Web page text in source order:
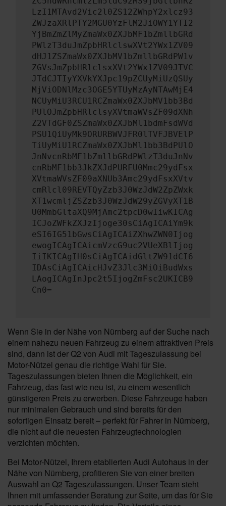
LzI1MTAvd2Vic2l0ZS12ZWhpY2xlcz93
ZWJzaXRlPTY2MGU0YzFlM2JiOWY1YTI2
YjBmZmZlMyZmaWx0ZXJbMF1bZmllbGRd
PWlzT3duJmZpbHRlclswXVt2YWx1ZV09
dHJ1ZSZmaWx0ZXJbMV1bZmllbGRdPW1v
ZGVsJmZpbHRlclsxXVt2YWx1ZV09JTVC
JTdCJTIyYXVkYXJpc19pZCUyMiUzQSUy
MjViODNlMzc3OGE5YTUyMzAyNTAwMjE4
NCUyMiU3RCU1RCZmaWx0ZXJbMV1bb3Bd
PUlOJmZpbHRlclsyXVtmaWVsZF09dXNh
Z2VTdGF0ZSZmaWx0ZXJbMl1bdmFsdWVd
PSU1QiUyMk9ORURBWVJFR0lTVFJBVElP
TiUyMiU1RCZmaWx0ZXJbMl1bb3BdPUlO
JnNvcnRbMF1bZmllbGRdPWlzT3duJnNv
cnRbMF1bb3JkZXJdPURFU0Mmc29ydFsx
XVtmaWVsZF09aXNUb3Amc29ydFsxXVtv
cmRlcl09REVTQyZzb3J0WzJdW2ZpZWxk
XT1wcmljZSZzb3J0WzJdW29yZGVyXT1B
U0MmbGltaXQ9MjAmc2tpcD0wIiwKICAg
ICJoZWFkZXJzIjoge30sCiAgICAiYm9k
eSI6IG51bGwsCiAgICAiZXhwZWN0Ijog
ewogICAgICAicmVzcG9uc2VUeXBlIjog
IiIKICAgIH0sCiAgICAidGltZW91dCI6
IDAsCiAgICAicHJvZ3Jlc3MiOiBudWxs
LAogICAgInJpc2t5IjogZmFsc2UKICB9
Cn0=
Wenn Sie in der Nähe von Nürnberg auf der Suche nach
einem nahezu neuen Fahrzeug zu einem attraktiven Preis
sind, dann ist der Q2 von Audi mit Tageszulassung bei
Motor-Nützel genau die richtige Wahl für Sie.
Tageszulassungen bieten Ihnen die Möglichkeit, ein
Fahrzeug, das fast wie neu ist, zu einem wesentlich
günstigeren Preis zu erwerben. Diese Fahrzeuge haben
nur minimalen Gebrauch und sind bereits für den
sofortigen Einsatz bereit – perfekt für Fahrer in Nürnberg,
die nicht auf die neuesten Fahrzeugtechnologien
verzichten möchten.
Bei Motor-Nützel, Ihrem etablierten Audi Autohaus in der
Nähe von Nürnberg, profitieren Sie von einer breiten
Auswahl an Q2 Tageszulassungen. Unser Team steht
Ihnen mit umfassender Beratung zur Seite, um das für Sie